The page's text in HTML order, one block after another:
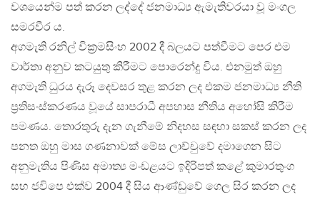
වශයෙන්ම පත් කරන ලද්දේ ජනමාධ්‍ය ඇමැතිවරයා වූ මංගල
සමරවීර ය.
අගමැති රනිල් වික්‍රමසිංහ 2002 දී බලයට පත්වීමට පෙර එම
වාර්තා අනුව කටයුතු කිරීමට පොරෙන්දු විය. එනමුත් ඔහු
අගමැති ධුරය දැරූ දෙවසර තුළ කරන ලද එකම ජනමාධ්‍ය නීති
ප්‍රතිසංස්කරණය වූයේ සාපරාධී අපහාස නීතිය අහෝසි කිරීම
පමණය. තොරතුරු දැන ගැනීමේ නිදහස සඳහා සකස් කරන ලද
පනත ඔහු මාස ගණනාවක් මේස ලාච්චුවේ දමාගෙන සිට
අනුමැතිය පිණිස අමාත්‍ය මංඩළයට ඉදිරිපත් කළේ කුමාරතුංග
සහ ජවිපෙ එක්ව 2004 දී සිය ආණ්ඩුවේ ගෙල සිර කරන ලද